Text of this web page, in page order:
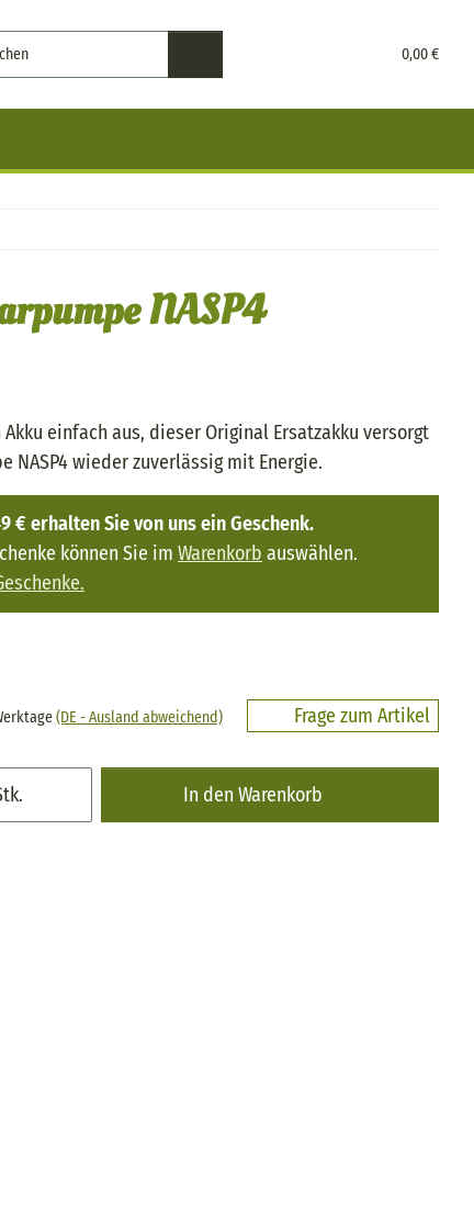
0,00 €
NASP4
einfach aus, dieser Original Ersatzakku versorgt
NASP4 wieder zuverlässig mit Energie.
€ erhalten Sie von uns ein Geschenk.
können Sie im Warenkorb auswählen.
(DE - Ausland abweichend) Frage zum Artikel
In den Warenkorb